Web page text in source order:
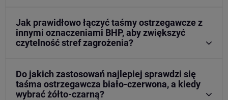
Jak prawidłowo łączyć taśmy ostrzegawcze z
innymi oznaczeniami BHP, aby zwiększyć
czytelność stref zagrożenia?
Do jakich zastosowań najlepiej sprawdzi się
taśma ostrzegawcza biało-czerwona, a kiedy
wybrać żółto-czarną?